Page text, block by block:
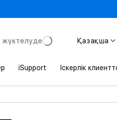
билетті көрсеткенде MacBook-қа
жүктелуде Қазақша
iSupport Іскерлік